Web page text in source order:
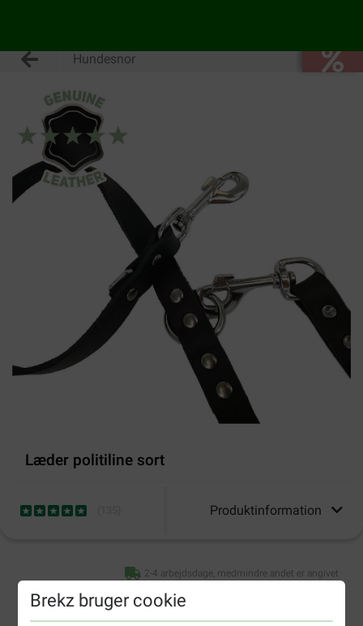
Brekz bruger cookie
Hundesnor
Læder politiline sort
Produktinformation
2-4 arbejdsdage, medmindre andet er angivet